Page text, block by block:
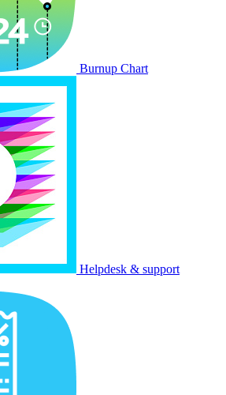
Burnup Chart
Helpdesk & support